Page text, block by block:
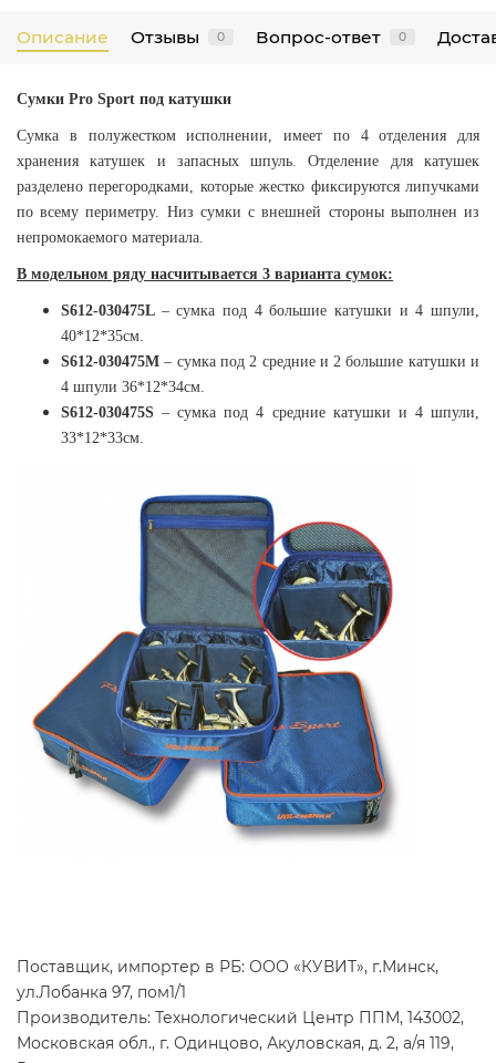
Описание Отзывы 0 Вопрос-ответ 0
Сумки Pro Sport под катушки
Сумка в полужестком исполнении, имеет по 4 отделения для
хранения катушек и запасных шпуль. Отделение для катушек
разделено перегородками, которые жестко фиксируются липучками
по всему периметру. Низ сумки с внешней стороны выполнен из
непромокаемого материала.
В модельном ряду насчитывается 3 варианта сумок:
S612-030475L – сумка под 4 большие катушки и 4 шпули,
40*12*35см.
S612-030475M– сумка под 2 средние и 2 большие катушки и
4 шпули 36*12*34см.
S612-030475S– сумка под 4 средние катушки и 4 шпули,
33*12*33см.
Поставщик, импортер в РБ: ООО «КУВИТ», г.Минск,
ул.Лобанка 97, пом1/1
Производитель: Технологический Центр ППМ, 143002,
Московская обл., г. Одинцово, Акуловская, д. 2, а/я 119,